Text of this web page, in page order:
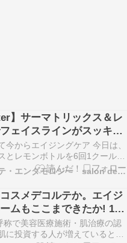
】サーマトリックス＆レ
ェイスラインがスッキ
今からエイジングケア 今日は、
とレモンボトルを6回1クール受
客様をご紹介します。今 サロン
いるお客様の中では一番若い！
産を経験し、いつからか頬がた
では？と悩まれだしたお客様。
姫路エステ・エンダモロジー salon de etoile
スメデコルテか。エイジ
ムもここまできたか! 18
が謳う“100年美肌”とは?
称で美容医療施術・肌治療の認
に投資する人が増えているとい